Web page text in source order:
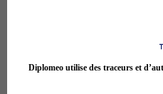
BTS Communication à
BTS Communication à
Diplomeo utilise des traceurs et